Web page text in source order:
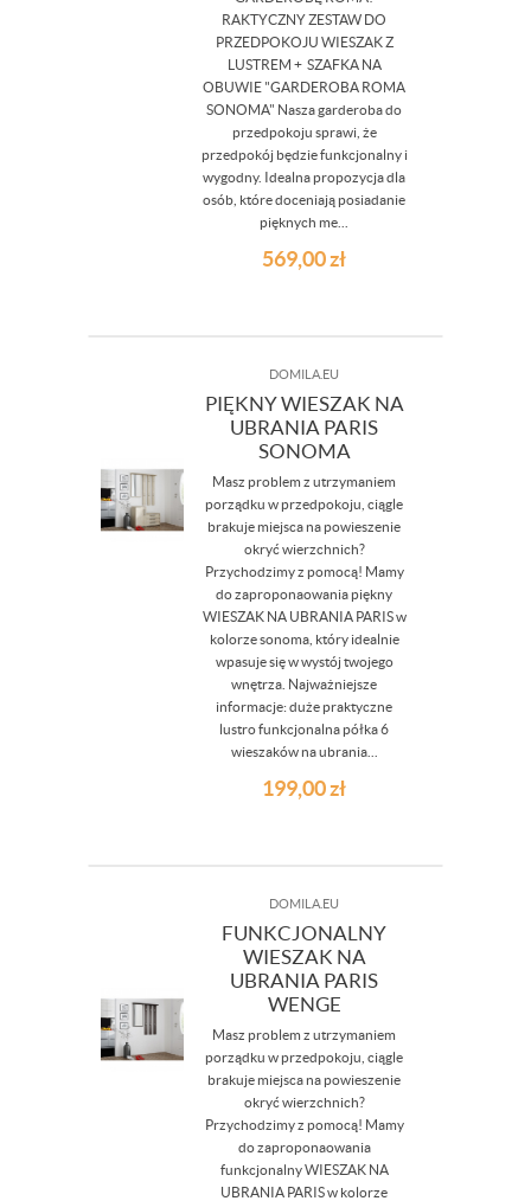
RAKTYCZNY ZESTAW DO
PRZEDPOKOJU WIESZAK Z
LUSTREM + SZAFKA NA
OBUWIE "GARDEROBA ROMA
SONOMA" Nasza garderoba do
przedpokoju sprawi, że
przedpokój będzie funkcjonalny i
wygodny. Idealna propozycja dla
osób, które doceniają posiadanie
pięknych me...
569,00zł
DOMILA.EU
PIĘKNY WIESZAK NA
UBRANIA PARIS
SONOMA
Masz problem z utrzymaniem
porządku w przedpokoju, ciągle
brakuje miejsca na powieszenie
okryć wierzchnich?
Przychodzimy z pomocą! Mamy
do zaproponaowania piękny
WIESZAK NA UBRANIA PARIS w
kolorze sonoma, który idealnie
wpasuje się w wystój twojego
wnętrza. Najważniejsze
informacje: duże praktyczne
lustro funkcjonalna półka 6
wieszaków na ubrania...
199,00zł
DOMILA.EU
FUNKCJONALNY
WIESZAK NA
UBRANIA PARIS
WENGE
Masz problem z utrzymaniem
porządku w przedpokoju, ciągle
brakuje miejsca na powieszenie
okryć wierzchnich?
Przychodzimy z pomocą! Mamy
do zaproponaowania
funkcjonalny WIESZAK NA
UBRANIA PARIS w kolorze